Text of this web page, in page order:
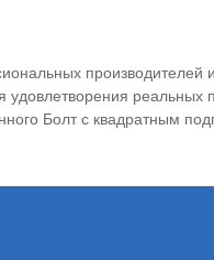
производителей
удовлетворения
Болт с квадратным